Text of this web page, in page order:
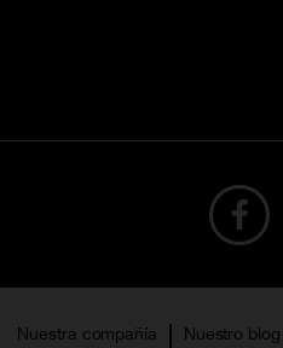
Nuestra compañía Nuestro blog